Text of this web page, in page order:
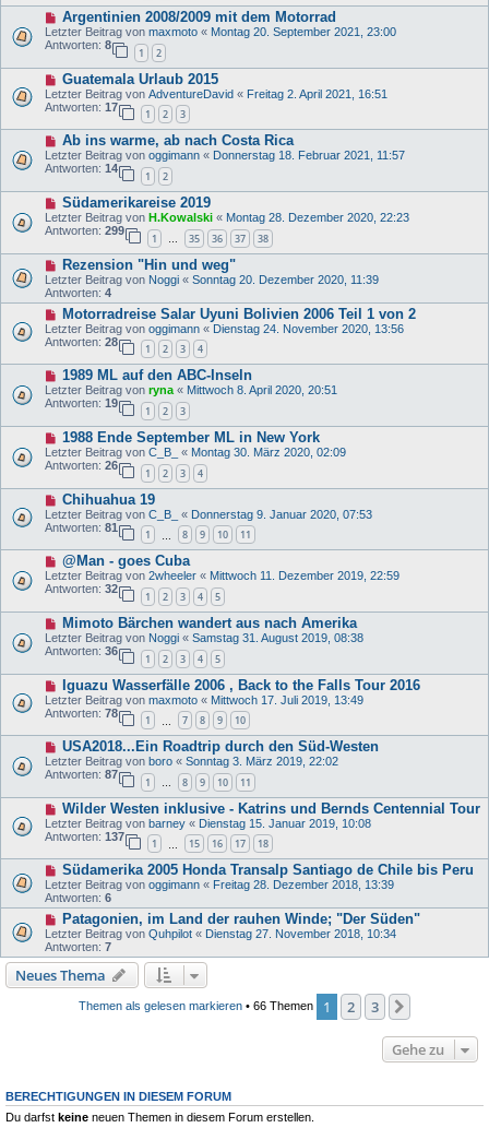
Argentinien 2008/2009 mit dem Motorrad
Letzter Beitrag von maxmoto « Montag 20. September 2021, 23:00
Antworten: 8
1 2
Guatemala Urlaub 2015
Letzter Beitrag von AdventureDavid « Freitag 2. April 2021, 16:51
Antworten: 17
1 2 3
Ab ins warme, ab nach Costa Rica
Letzter Beitrag von oggimann « Donnerstag 18. Februar 2021, 11:57
Antworten: 14
1 2
Südamerikareise 2019
Letzter Beitrag von H.Kowalski « Montag 28. Dezember 2020, 22:23
Antworten: 299
1 … 35 36 37 38
Rezension "Hin und weg"
Letzter Beitrag von Noggi « Sonntag 20. Dezember 2020, 11:39
Antworten: 4
Motorradreise Salar Uyuni Bolivien 2006 Teil 1 von 2
Letzter Beitrag von oggimann « Dienstag 24. November 2020, 13:56
Antworten: 28
1 2 3 4
1989 ML auf den ABC-Inseln
Letzter Beitrag von ryna « Mittwoch 8. April 2020, 20:51
Antworten: 19
1 2 3
1988 Ende September ML in New York
Letzter Beitrag von C_B_ « Montag 30. März 2020, 02:09
Antworten: 26
1 2 3 4
Chihuahua 19
Letzter Beitrag von C_B_ « Donnerstag 9. Januar 2020, 07:53
Antworten: 81
1 8 9 10 11
@Man - goes Cuba
Letzter Beitrag von 2wheeler « Mittwoch 11. Dezember 2019, 22:59
Antworten: 32
1 2 3 4 5
Mimoto Bärchen wandert aus nach Amerika
Letzter Beitrag von Noggi « Samstag 31. August 2019, 08:38
Antworten: 36
1 2 3 4 5
Iguazu Wasserfälle 2006 , Back to the Falls Tour 2016
Letzter Beitrag von maxmoto « Mittwoch 17. Juli 2019, 13:49
Antworten: 78
1 7 8 9 10
USA2018...Ein Roadtrip durch den Süd-Westen
Letzter Beitrag von boro « Sonntag 3. März 2019, 22:02
Antworten: 87
1 … 8 9 10 11
Wilder Westen inklusive - Katrins und Bernds Centennial Tour
Letzter Beitrag von barney « Dienstag 15. Januar 2019, 10:08
Antworten: 137
1 15 16 17 18
Südamerika 2005 Honda Transalp Santiago de Chile bis Peru
Letzter Beitrag von oggimann « Freitag 28. Dezember 2018, 13:39
Antworten: 6
Patagonien, im Land der rauhen Winde; "Der Süden"
Letzter Beitrag von Quhpilot « Dienstag 27. November 2018, 10:34
Antworten: 7
Neues Thema
Themen als gelesen markieren • 66 Themen 1 2 3
Gehe zu
BERECHTIGUNGEN IN DIESEM FORUM
Du darfst keine neuen Themen in diesem Forum erstellen.